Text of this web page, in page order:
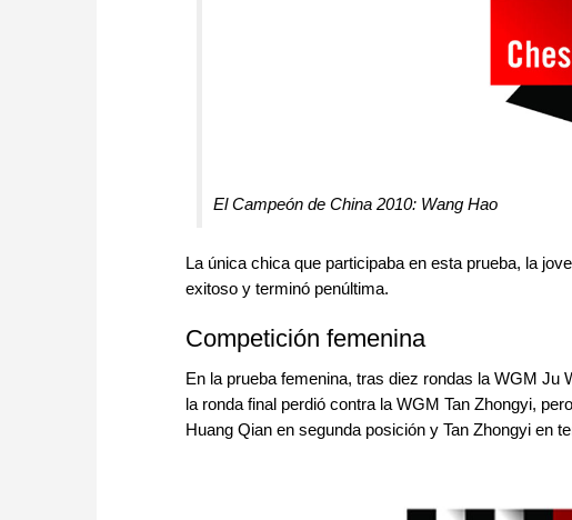
El Campeón de China 2010: Wang Hao
La única chica que participaba en esta prueba, la
exitoso y terminó penúltima.
Competición femenina
En la prueba femenina, tras diez rondas la WGM Ju
la ronda final perdió contra la WGM Tan Zhongyi,
Huang Qian en segunda posición y Tan Zhongyi en